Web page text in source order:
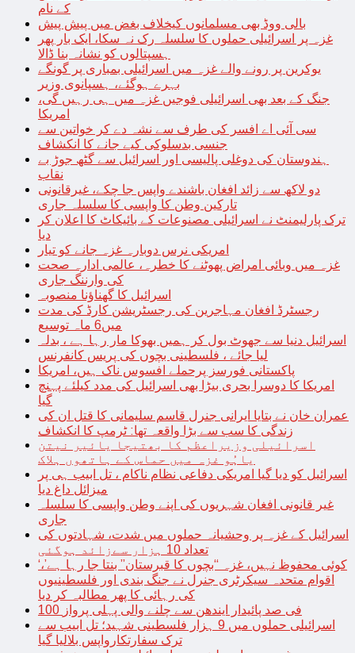
کے نام
بالی ووڈ بھی مسلمانوں کیخلاف بغض میں پیش پیش
غزہ پر اسرائیلی حملوں کا سلسلہ رک نہ سکا، ایک بار پھر
ہسپتالوں کو نشانہ بنا ڈالا
یوکرین پر رونے والے غزہ میں اسرائیلی بمباری پر گونگے
بہرے ہوگئے، ہسپانوی وزیر
جنگ کے بعد بھی اسرائیلی فوجیں غزہ میں ہی رہیں گی،
امریکا
سی آئی اے افسر کی طرف سے نشہ دے کر خواتین سے
جنسی بدسلوکی کیے جانے کا انکشاف
ہندوستان کی دوغلی پالیسی اور اسرائیل سے گٹھ جوڑ بے
نقاب
دو لاکھ سے زائد افغان باشندے واپس جا چکے، غیرقانونی
تارکین وطن کا واپسی کا سلسلہ جاری
ترک پارلیمنٹ نے اسرائیلی مصنوعات کے بائیکاٹ کا اعلان کر
دیا
امریکی نرس دوبارہ غزہ جانے کو تیار
غزہ میں وبائی امراض پھوٹنے کا خطرہ، عالمی ادارہ صحت
کی وارننگ جاری
اسرائیل کا گھناؤنا منصوبہ
رجسٹرڈ افغان مہاجرین کی رجسٹریشن کارڈ کی مدت
میں6 ماہ توسیع
اسرائیل دنیا سے جھوٹ بول کر ہمیں بھوکا مار رہا ہے ، بدلہ
لیا جائے ، فلسطینی بچوں کی پریس کانفرنس
پاکستانی فورسز پرحملے افسوس ناک ہیں، امریکا
امریکا کا دوسرا بحری بیڑا بھی اسرائیل کی مدد کیلئے پہنچ
گیا
عمران خان نے بتایا ایرانی جنرل قاسم سلیمانی کا قتل ان کی
زندگی کا سب سے بڑا واقعہ تھا: ٹرمپ کا انکشاف
اسرائیلی وزیراعظم کا بھتیجا یائیر نیتن
یاہُو غزہ میں حماس کے ہاتھوں ہلاک
اسرائیل کو دیا گیا امریکی دفاعی نظام ناکام ، تل ابیب ہی پر
میزائل داغ دیا
غیر قانونی افغان شہریوں کی اپنے وطن واپسی کا سلسلہ
جاری
اسرائیل کے غزہ پر وحشیانہ حملوں میں شدت، شہادتوں کی
تعداد 10 ہزار سےزائد ہوگئی
‘کوئی محفوظ نہیں، غزہ “بچوں کا قبرستان” بنتا جا رہا ہے’،
اقوام متحدہ سیکرٹری جنرل نے جنگ بندی اور فلسطینیوں
کی رہائی کا پھر مطالبہ کر دیا
100 فی صد پائیدار ایندھن سے چلنے والی پہلی پرواز
اسرائیلی حملوں میں 9 ہزار فلسطینی شہید؛ تل ابیب سے
ترک سفارتکارواپس بلالیا گیا